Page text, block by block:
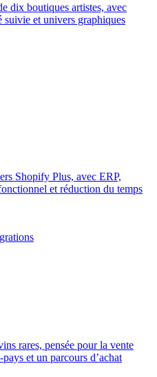
dix boutiques artistes, avec
et univers graphiques
Shopify Plus, avec ERP,
et réduction du temps
rares, pensée pour la vente
et un parcours d’achat